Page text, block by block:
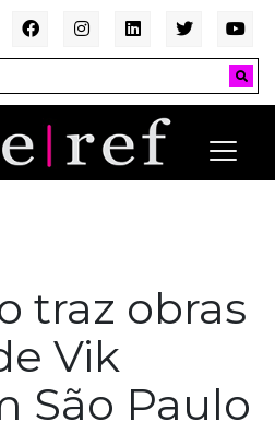
traz obras
Vik
São Paulo